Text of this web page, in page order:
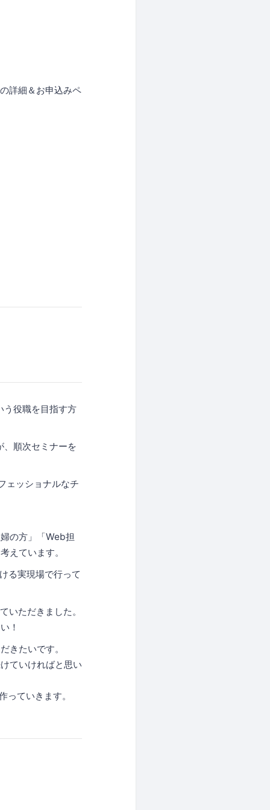
細＆お申込みペ
う役職を目指す方
順次セミナーを
ェッショナルなチ
の方」「Web担
えています。
る実現場で行って
ただきました。
！
きたいです。
ていければと思い
ていきます。